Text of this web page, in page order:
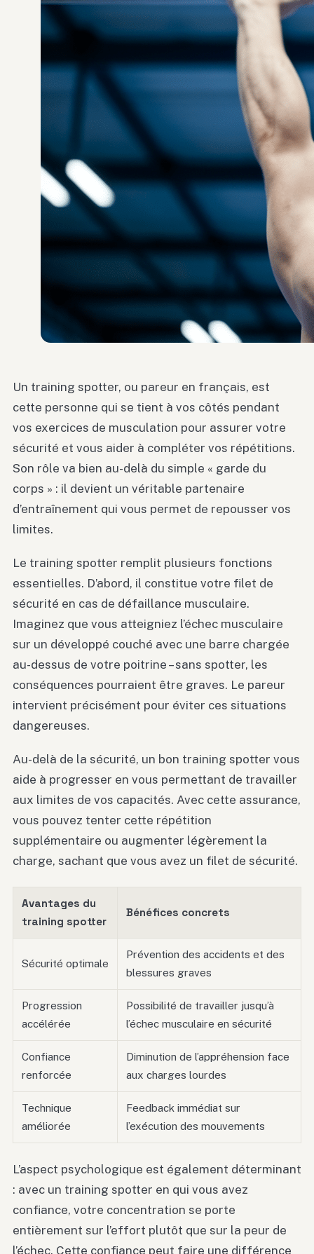
Un training spotter, ou pareur en français, est
cette personne qui se tient à vos côtés pendant
vos exercices de musculation pour assurer votre
sécurité et vous aider à compléter vos répétitions.
Son rôle va bien au-delà du simple « garde du
corps » : il devient un véritable partenaire
d’entraînement qui vous permet de repousser vos
limites.
Le training spotter remplit plusieurs fonctions
essentielles. D’abord, il constitue votre filet de
sécurité en cas de défaillance musculaire.
Imaginez que vous atteigniez l’échec musculaire
sur un développé couché avec une barre chargée
au-dessus de votre poitrine – sans spotter, les
conséquences pourraient être graves. Le pareur
intervient précisément pour éviter ces situations
dangereuses.
Au-delà de la sécurité, un bon training spotter vous
aide à progresser en vous permettant de travailler
aux limites de vos capacités. Avec cette assurance,
vous pouvez tenter cette répétition
supplémentaire ou augmenter légèrement la
charge, sachant que vous avez un filet de sécurité.
Avantages du
training spotter
Bénéfices concrets
Sécurité optimale
Prévention des accidents et des
blessures graves
Progression
accélérée
Possibilité de travailler jusqu’à
l’échec musculaire en sécurité
Confiance
renforcée
Diminution de l’appréhension face
aux charges lourdes
Technique
améliorée
Feedback immédiat sur
l’exécution des mouvements
L’aspect psychologique est également déterminant
: avec un training spotter en qui vous avez
confiance, votre concentration se porte
entièrement sur l’effort plutôt que sur la peur de
l’échec. Cette confiance peut faire une différence